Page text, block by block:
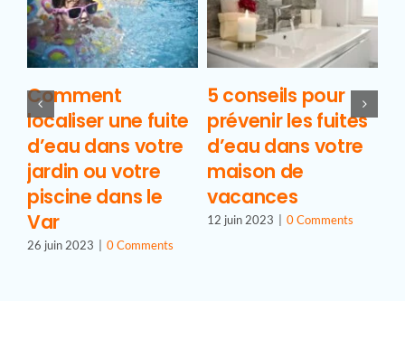
Comment
localiser une fuite
d’eau dans votre
jardin ou votre
piscine dans le
Var
26 juin 2023 0 Comments
5 conseils pour
prévenir les fuites
d’eau dans votre
maison de
vacances
12 juin 2023 0 Comments